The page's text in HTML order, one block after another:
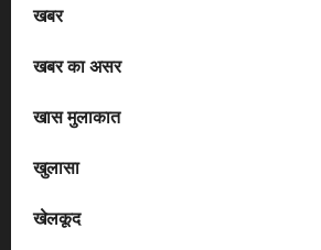
खबर
खबर का असर
खास मुलाकात
खुलासा
खेलकूद